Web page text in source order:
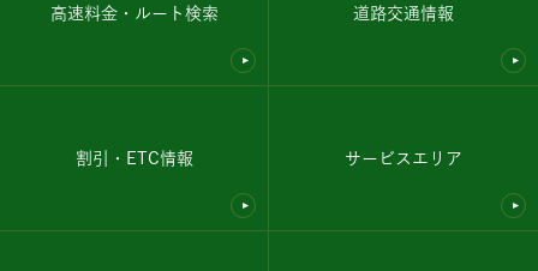
高速料金・ルート検索 道路交通情報
割引・ETC情報 サービスエリア